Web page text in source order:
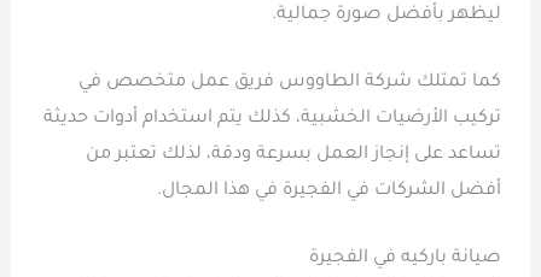
ليظهر بأفضل صورة جمالية.
كما تمتلك شركة الطاووس فريق عمل متخصص في
تركيب الأرضيات الخشبية، كذلك يتم استخدام أدوات حديثة
تساعد على إنجاز العمل بسرعة ودقة، لذلك تعتبر من
أفضل الشركات في الفجيرة في هذا المجال.
صيانة باركيه في الفجيرة